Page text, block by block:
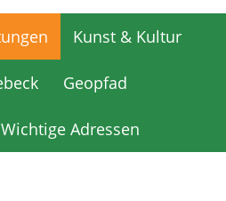
Kunst & Kultur
Geopfad
Wichtige Adressen